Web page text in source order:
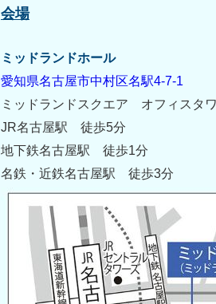
会場
ミッドランドホール
愛知県名古屋市中村区名駅4-7-1
ミッドランドスクエア オフィスタ
JR名古屋駅 徒歩5分
地下鉄名古屋駅 徒歩1分
名鉄・近鉄名古屋駅 徒歩3分